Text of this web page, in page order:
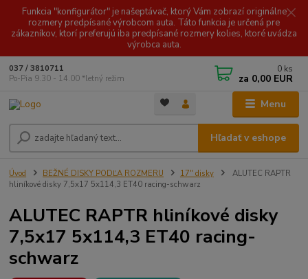
Funkcia "konfigurátor" je našeptávač, ktorý Vám zobrazí originálne
rozmery predpísané výrobcom auta. Táto funkcia je určená pre
zákazníkov, ktorí preferujú iba predpísané rozmery kolies, ktoré uvádza
výrobca auta.
Menu
Hľadať v eshope
037 / 3810711
Po-Pia 9.30 - 14.00 *letný režim
0 ks
za 0,00 EUR
Úvod BEŽNÉ DISKY PODĽA ROZMERU 17" disky
ALUTEC RAPTR
hliníkové disky 7,5x17 5x114,3 ET40 racing-schwarz
ALUTEC RAPTR hliníkové disky
7,5x17 5x114,3 ET40 racing-
schwarz